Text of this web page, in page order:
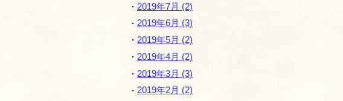
2019年7月 (2)
2019年6月 (3)
2019年5月 (2)
2019年4月 (2)
2019年3月 (3)
2019年2月 (2)